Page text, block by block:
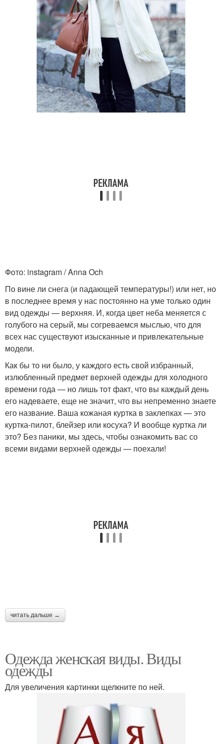
Фото: instagram / Anna Och
По вине ли снега (и падающей температуры!) или нет, но
в последнее время у нас постоянно на уме только один
вид одежды — верхняя. И, когда цвет неба меняется с
голубого на серый, мы согреваемся мыслью, что для
всех нас существуют изысканные и привлекательные
модели.
Как бы то ни было, у каждого есть свой избранный,
излюбленный предмет верхней одежды для холодного
времени года — но лишь тот факт, что вы каждый день
его надеваете, еще не значит, что вы непременно знаете
его название. Ваша кожаная куртка в заклепках — это
куртка-пилот, блейзер или косуха? И вообще куртка ли
это? Без паники, мы здесь, чтобы ознакомить вас со
всеми видами верхней одежды — поехали!
читать дальше →
Одежда женская виды. Виды
одежды
Для увеличения картинки щелкните по ней.